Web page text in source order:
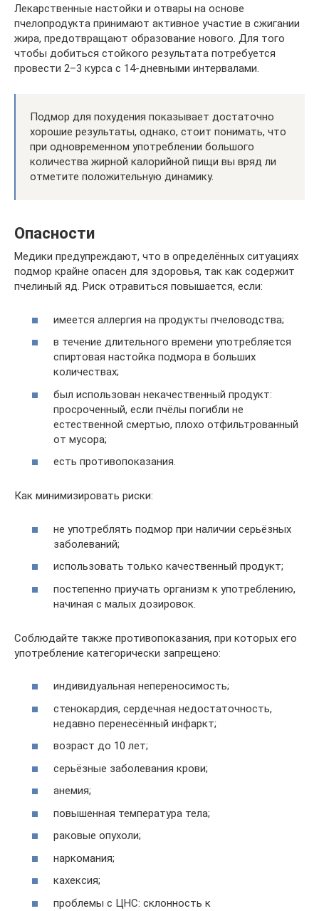
Лекарственные настойки и отвары на основе
пчелопродукта принимают активное участие в сжигании
жира, предотвращают образование нового. Для того
чтобы добиться стойкого результата потребуется
провести 2–3 курса с 14-дневными интервалами.
Подмор для похудения показывает достаточно
хорошие результаты, однако, стоит понимать, что
при одновременном употреблении большого
количества жирной калорийной пищи вы вряд ли
отметите положительную динамику.
Опасности
Медики предупреждают, что в определённых ситуациях
подмор крайне опасен для здоровья, так как содержит
пчелиный яд. Риск отравиться повышается, если:
имеется аллергия на продукты пчеловодства;
в течение длительного времени употребляется
спиртовая настойка подмора в больших
количествах;
был использован некачественный продукт:
просроченный, если пчёлы погибли не
естественной смертью, плохо отфильтрованный
от мусора;
есть противопоказания.
Как минимизировать риски:
не употреблять подмор при наличии серьёзных
заболеваний;
использовать только качественный продукт;
постепенно приучать организм к употреблению,
начиная с малых дозировок.
Соблюдайте также противопоказания, при которых его
употребление категорически запрещено:
индивидуальная непереносимость;
стенокардия, сердечная недостаточность,
недавно перенесённый инфаркт;
возраст до 10 лет;
серьёзные заболевания крови;
анемия;
повышенная температура тела;
раковые опухоли;
наркомания;
кахексия;
проблемы с ЦНС: склонность к